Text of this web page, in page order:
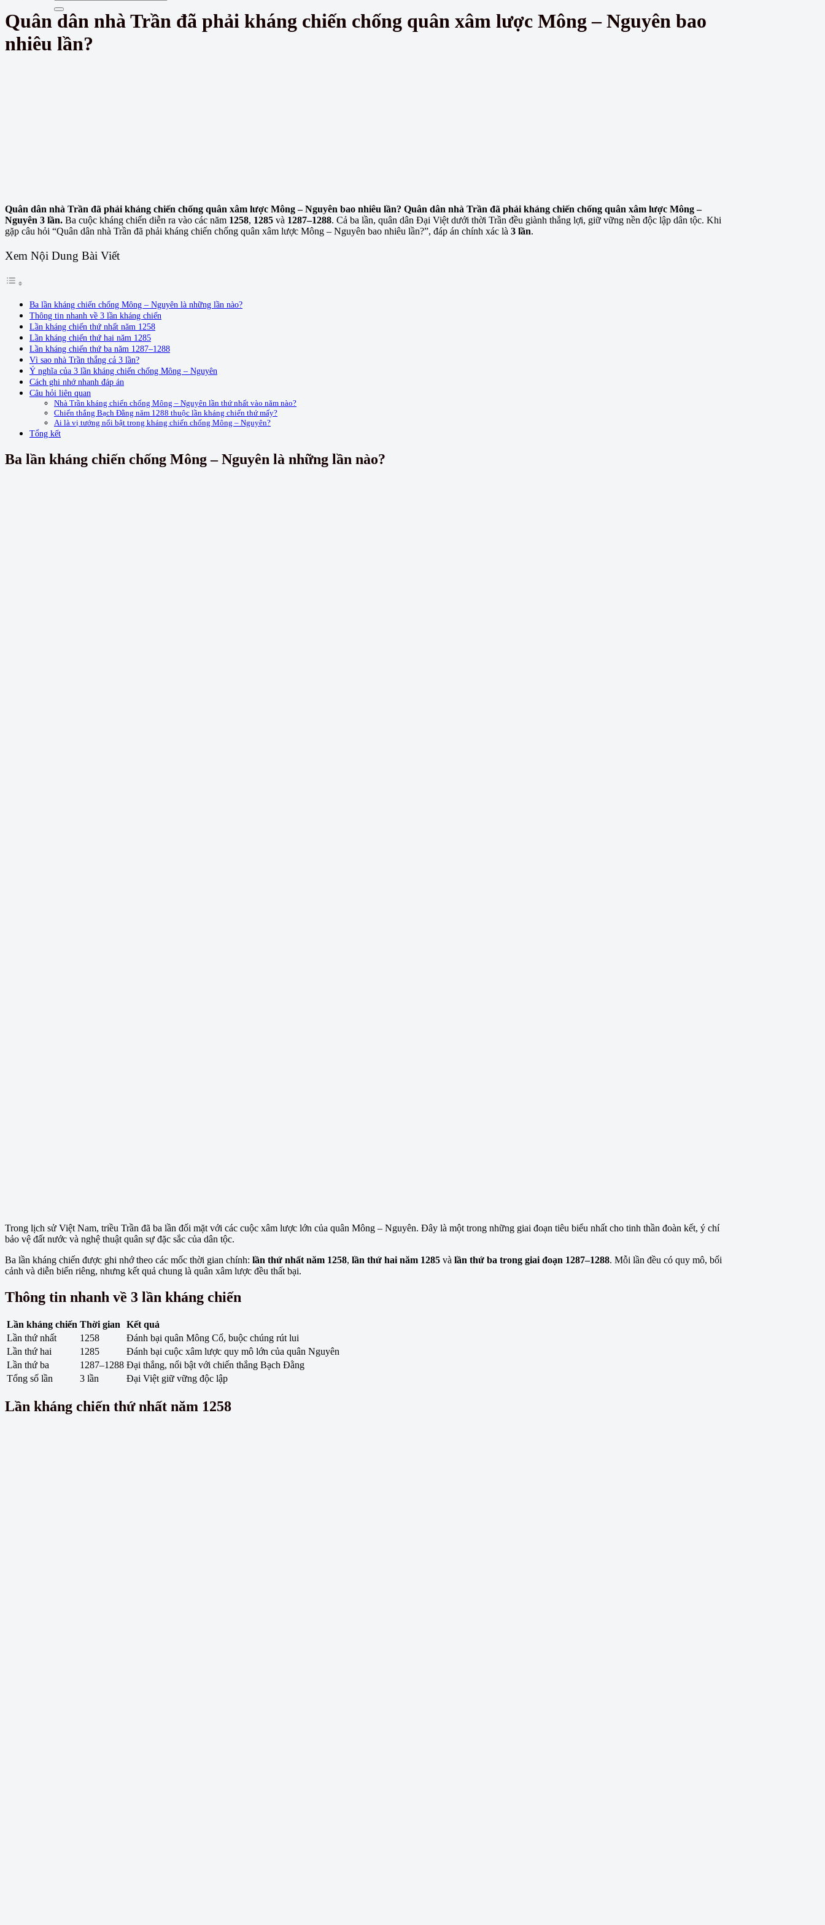
Quân dân nhà Trần đã phải kháng chiến chống quân xâm lược Mông – Nguyên bao
nhiêu lần?
Quân dân nhà Trần đã phải kháng chiến chống quân xâm lược Mông – Nguyên bao nhiêu lần? Quân dân nhà Trần đã phải kháng chiến chống quân xâm lược Mông –
Nguyên 3 lần. Ba cuộc kháng chiến diễn ra vào các năm 1258, 1285 và 1287–1288. Cả ba lần, quân dân Đại Việt dưới thời Trần đều giành thắng lợi, giữ vững nền độc lập dân tộc. Khi
gặp câu hỏi “Quân dân nhà Trần đã phải kháng chiến chống quân xâm lược Mông – Nguyên bao nhiêu lần?”, đáp án chính xác là 3 lần.
Xem Nội Dung Bài Viết
Ba lần kháng chiến chống Mông – Nguyên là những lần nào?
Thông tin nhanh về 3 lần kháng chiến
Lần kháng chiến thứ nhất năm 1258
Lần kháng chiến thứ hai năm 1285
Lần kháng chiến thứ ba năm 1287–1288
Vì sao nhà Trần thắng cả 3 lần?
Ý nghĩa của 3 lần kháng chiến chống Mông – Nguyên
Cách ghi nhớ nhanh đáp án
Câu hỏi liên quan
Nhà Trần kháng chiến chống Mông – Nguyên lần thứ nhất vào năm nào?
Chiến thắng Bạch Đằng năm 1288 thuộc lần kháng chiến thứ mấy?
Ai là vị tướng nổi bật trong kháng chiến chống Mông – Nguyên?
Tổng kết
Ba lần kháng chiến chống Mông – Nguyên là những lần nào?
Trong lịch sử Việt Nam, triều Trần đã ba lần đối mặt với các cuộc xâm lược lớn của quân Mông – Nguyên. Đây là một trong những giai đoạn tiêu biểu nhất cho tinh thần đoàn kết, ý chí
bảo vệ đất nước và nghệ thuật quân sự đặc sắc của dân tộc.
Ba lần kháng chiến được ghi nhớ theo các mốc thời gian chính: lần thứ nhất năm 1258, lần thứ hai năm 1285 và lần thứ ba trong giai đoạn 1287–1288. Mỗi lần đều có quy mô, bối
cảnh và diễn biến riêng, nhưng kết quả chung là quân xâm lược đều thất bại.
Thông tin nhanh về 3 lần kháng chiến
Lần kháng chiến Thời gian Kết quả
Lần thứ nhất
1258
Đánh bại quân Mông Cổ, buộc chúng rút lui
Lần thứ hai
1285
Đánh bại cuộc xâm lược quy mô lớn của quân Nguyên
Lần thứ ba
1287–1288 Đại thắng, nổi bật với chiến thắng Bạch Đằng
Tổng số lần
3 lần Đại Việt giữ vững độc lập
Lần kháng chiến thứ nhất năm 1258